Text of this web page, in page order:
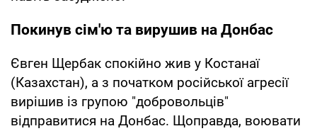
Покинув сім'ю та вирушив на Донбас
Євген Щербак спокійно жив у Костанаї
(Казахстан), а з початком російської агресії
вирішив із групою "добровольців"
відправитися на Донбас. Щоправда, воювати